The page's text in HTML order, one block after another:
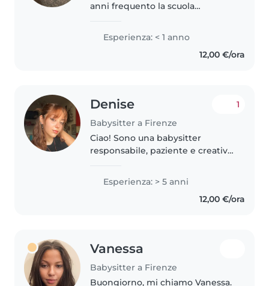
anni frequento la scuola
esperienza con bambini perché
ho un fratellino di 7 anni che
molto spesso ho dovuto badare
Esperienza: < 1 anno
12,00 €/ora
Denise
Babysitter a Firenze
1
Ciao! Sono una babysitter
responsabile, paziente e creativa.
come animatrice in centri estivi,
piscine e nel villaggio natalizi. Mi
Esperienza: > 5 anni
12,00 €/ora
Vanessa
Babysitter a Firenze
Buongiorno, mi chiamo Vanessa.